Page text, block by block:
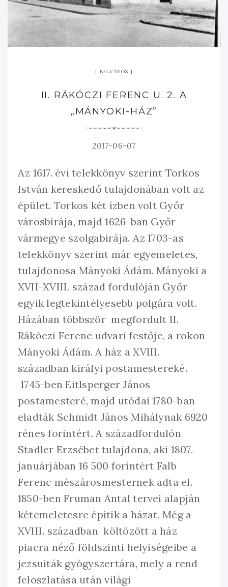
BELVÁROS
II. RÁKÓCZI FERENC U. 2. A
„MÁNYOKI-HÁZ”
2017-06-07
Az 1617. évi telekkönyv szerint Torkos
István kereskedő tulajdonában volt az
épület. Torkos két ízben volt Győr
városbírája, majd 1626-ban Győr
vármegye szolgabírája. Az 1703-as
telekkönyv szerint már egyemeletes,
tulajdonosa Mányoki Ádám. Mányoki a
XVII-XVIII. század fordulóján Győr
egyik legtekintélyesebb polgára volt.
Házában többször megfordult II.
Rákóczi Ferenc udvari festője, a rokon
Mányoki Ádám. A ház a XVIII.
században királyi postamestereké.
1745-ben Eitlsperger János
postamesteré, majd utódai 1780-ban
eladták Schmidt János Mihálynak 6920
rénes forintért. A századfordulón
Stadler Erzsébet tulajdona, aki 1807.
januárjában 16 500 forintért Falb
Ferenc mészárosmesternek adta el.
1850-ben Fruman Antal tervei alapján
kétemeletesre építik a házat. Még a
XVIII. században költözött a ház
piacra néző földszinti helyiségeibe a
jezsuiták gyógyszertára, mely a rend
feloszlatása után világi